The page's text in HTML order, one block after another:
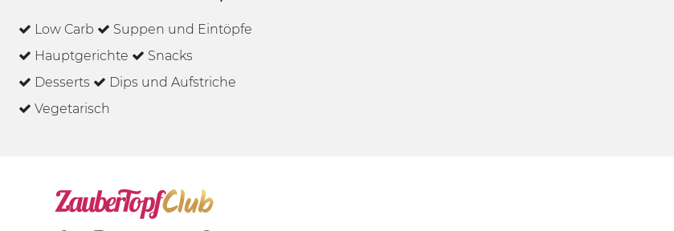
Low Carb
Suppen und Eintöpfe
Hauptgerichte
Snacks
Desserts
Dips und Aufstriche
Vegetarisch